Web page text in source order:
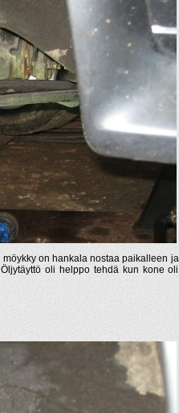
on hankala nostaa paikalleen ja
oli helppo tehdä kun kone oli